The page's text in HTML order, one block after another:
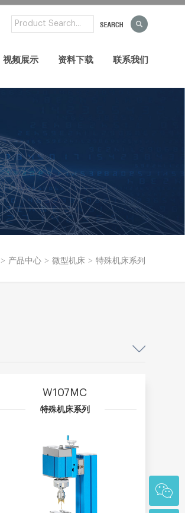
视频展示 资料下载 联系我们
> 产品中心 > 微型机床 > 特殊机床系列
W107MC
特殊机床系列